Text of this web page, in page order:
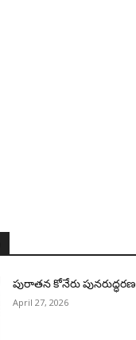
పురాత‌న కోనేరు పున‌రుద్ధ‌ర‌ణ
April 27, 2026